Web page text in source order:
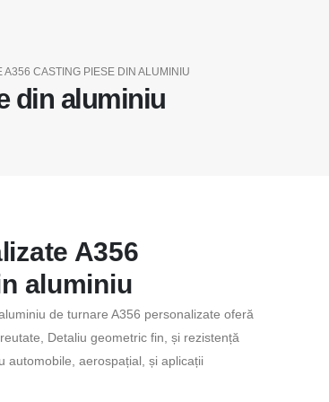
A356 CASTING PIESE DIN ALUMINIU
din aluminiu
A356
aluminiu
de turnare A356 personalizate oferă
Detaliu geometric fin, și rezistență
automobile, aerospațial, și aplicații